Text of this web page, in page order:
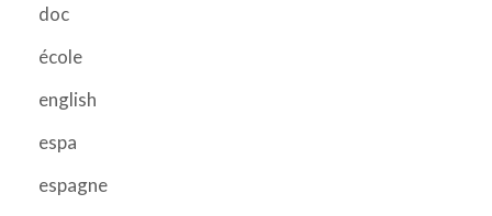
doc
école
english
espa
espagne